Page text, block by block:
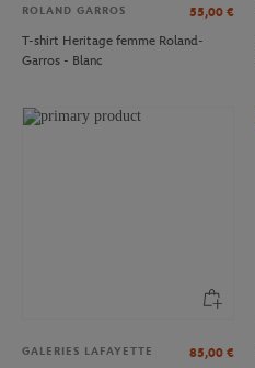
ROLAND GARROS 55,00 €
T-shirt Heritage femme Roland-
Garros - Blanc
GALERIES LAFAYETTE 85,00 €